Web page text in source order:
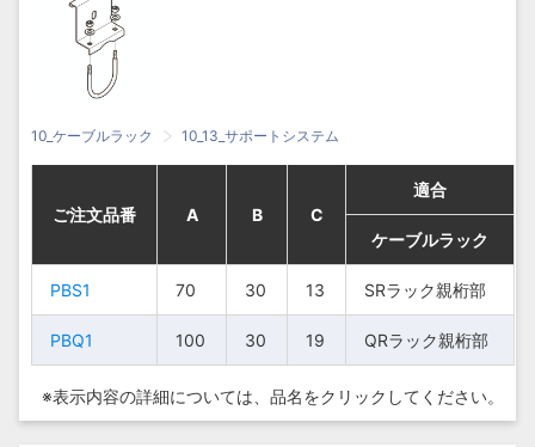
10_ケーブルラック 10_13_サポートシステム
ご注文品番 A B C
適合
ケーブルラック
PBS1 70 30 13
SRラック親桁
部
QRラック親桁
部
ご注文品番 A B C
適合
ケーブルラック
PBS1 70 30 13 SRラック親桁部
PBQ1 100 30 19 QRラック親桁部
ご注文品番 A B C
適合
ケーブルラック
PBS1 70 30 13
SRラック親桁
部
QRラック親桁
部
ご注文品番 A B C
適合
ケーブルラック
PBS1 70 30 13 SRラック親桁部
PBQ1 100 30 19 QRラック親桁部
※表示内容の詳細については、 品名をクリックしてください。